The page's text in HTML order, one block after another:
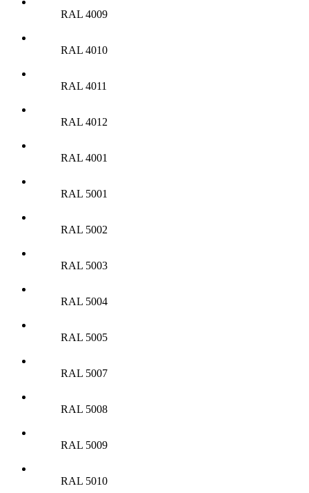
RAL 4009
RAL 4010
RAL 4011
RAL 4012
RAL 4001
RAL 5001
RAL 5002
RAL 5003
RAL 5004
RAL 5005
RAL 5007
RAL 5008
RAL 5009
RAL 5010